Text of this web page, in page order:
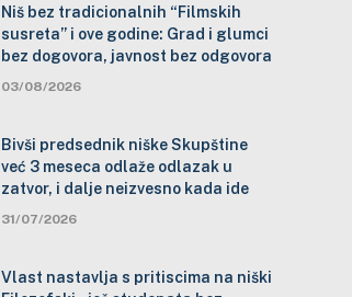
Niš bez tradicionalnih “Filmskih
susreta” i ove godine: Grad i glumci
bez dogovora, javnost bez odgovora
03/08/2026
Bivši predsednik niške Skupštine
već 3 meseca odlaže odlazak u
zatvor, i dalje neizvesno kada ide
31/07/2026
Vlast nastavlja s pritiscima na niški